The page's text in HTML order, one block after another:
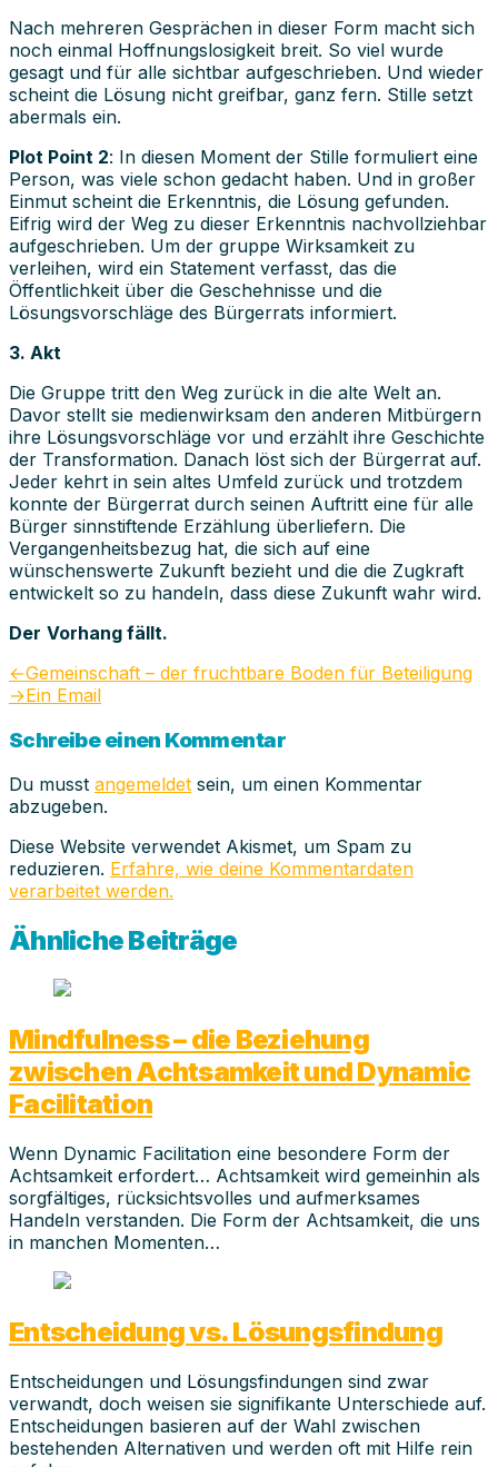
Nach mehreren Gesprächen in dieser Form macht sich
noch einmal Hoffnungslosigkeit breit. So viel wurde
gesagt und für alle sichtbar aufgeschrieben. Und wieder
scheint die Lösung nicht greifbar, ganz fern. Stille setzt
abermals ein.
Plot Point 2: In diesen Moment der Stille formuliert eine
Person, was viele schon gedacht haben. Und in großer
Einmut scheint die Erkenntnis, die Lösung gefunden.
Eifrig wird der Weg zu dieser Erkenntnis nachvollziehbar
aufgeschrieben. Um der gruppe Wirksamkeit zu
verleihen, wird ein Statement verfasst, das die
Öffentlichkeit über die Geschehnisse und die
Lösungsvorschläge des Bürgerrats informiert.
3. Akt
Die Gruppe tritt den Weg zurück in die alte Welt an.
Davor stellt sie medienwirksam den anderen Mitbürgern
ihre Lösungsvorschläge vor und erzählt ihre Geschichte
der Transformation. Danach löst sich der Bürgerrat auf.
Jeder kehrt in sein altes Umfeld zurück und trotzdem
konnte der Bürgerrat durch seinen Auftritt eine für alle
Bürger sinnstiftende Erzählung überliefern. Die
Vergangenheitsbezug hat, die sich auf eine
wünschenswerte Zukunft bezieht und die die Zugkraft
entwickelt so zu handeln, dass diese Zukunft wahr wird.
Der Vorhang fällt.
Beitragsnavigation
←Vorheriger
Beitrag:
Gemeinschaft – der fruchtbare Boden für Beteiligung
→Nächster
Ein Email
Schreibe einen Kommentar
Du musst angemeldet sein, um einen Kommentar
abzugeben.
Diese Website verwendet Akismet, um Spam zu
reduzieren. Erfahre, wie deine Kommentardaten
verarbeitet werden.
Ähnliche Beiträge
Mindfulness – die Beziehung
zwischen Achtsamkeit und Dynamic
Facilitation
Wenn Dynamic Facilitation eine besondere Form der
Achtsamkeit erfordert… Achtsamkeit wird gemeinhin als
sorgfältiges, rücksichtsvolles und aufmerksames
Handeln verstanden. Die Form der Achtsamkeit, die uns
in manchen Momenten…
Entscheidung vs. Lösungsfindung
Entscheidungen und Lösungsfindungen sind zwar
verwandt, doch weisen sie signifikante Unterschiede auf.
Entscheidungen basieren auf der Wahl zwischen
bestehenden Alternativen und werden oft mit Hilfe rein